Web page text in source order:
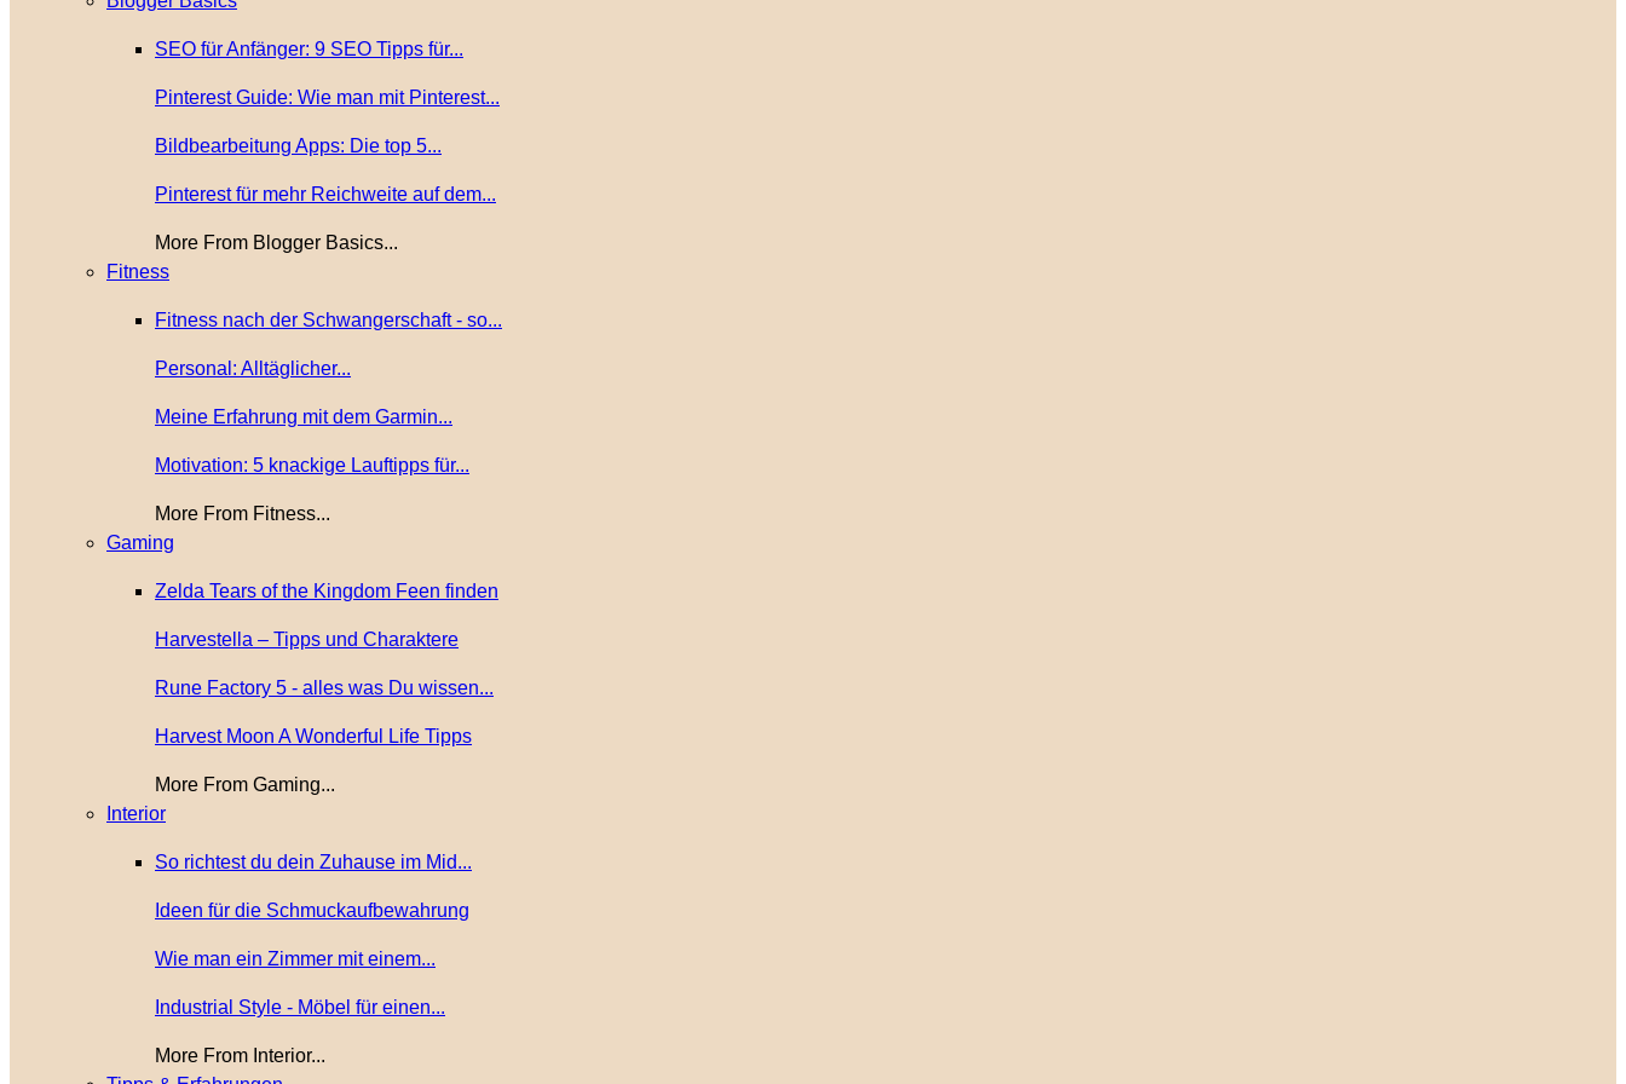
SEO für Anfänger: 9 SEO Tipps für...
Pinterest Guide: Wie man mit Pinterest...
Bildbearbeitung Apps: Die top 5...
Pinterest für mehr Reichweite auf dem...
More From Blogger Basics...
Fitness
Fitness nach der Schwangerschaft - so...
Personal: Alltäglicher...
Meine Erfahrung mit dem Garmin...
Motivation: 5 knackige Lauftipps für...
More From Fitness...
Gaming
Zelda Tears of the Kingdom Feen finden
Harvestella – Tipps und Charaktere
Rune Factory 5 - alles was Du wissen...
Harvest Moon A Wonderful Life Tipps
More From Gaming...
Interior
So richtest du dein Zuhause im Mid...
Ideen für die Schmuckaufbewahrung
Wie man ein Zimmer mit einem...
Industrial Style - Möbel für einen...
More From Interior...